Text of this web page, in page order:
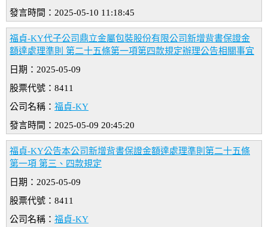
發言時間：2025-05-10 11:18:45
福貞-KY代子公司鼎立金屬包裝股份有限公司新增背書保證金
額達處理準則 第二十五條第一項第四款規定辦理公告相關事宜
日期：2025-05-09
股票代號：8411
公司名稱： 福貞-KY
發言時間：2025-05-09 20:45:20
福貞-KY公告本公司新增背書保證金額達處理準則第二十五條
第一項 第三、四款規定
日期：2025-05-09
股票代號：8411
公司名稱： 福貞-KY